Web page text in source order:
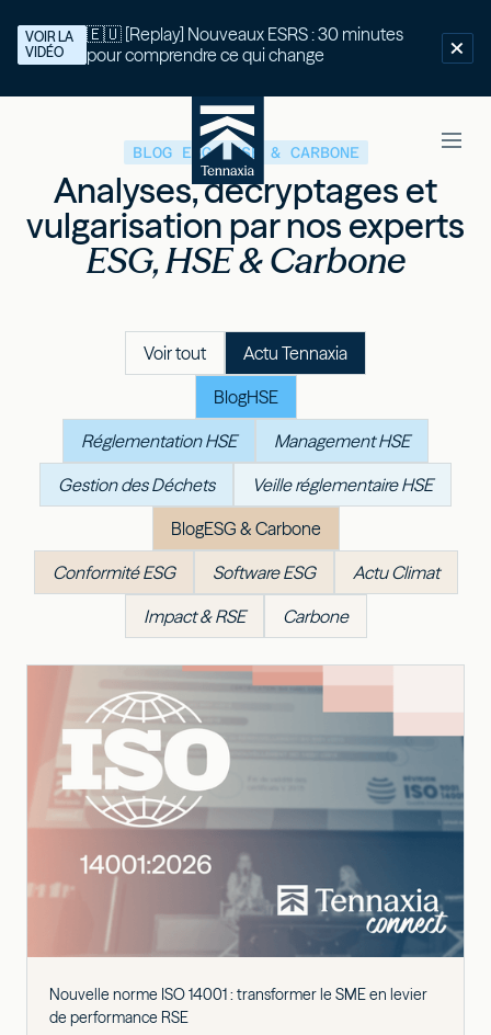
🇪🇺 [Replay] Nouveaux ESRS : 30 minutes
pour comprendre ce qui change
VOIR LA
VIDÉO
BLOG ESG, HSE & CARBONE
Analyses, décryptages et
vulgarisation par nos experts
ESG, HSE & Carbone
Voir tout
Actu Tennaxia
BlogHSE
Réglementation HSE
Management HSE
Gestion des Déchets
Veille réglementaire HSE
BlogESG & Carbone
Conformité ESG
Software ESG
Actu Climat
Impact & RSE
Carbone
Nouvelle norme ISO 14001 : transformer le SME en levier
de performance RSE